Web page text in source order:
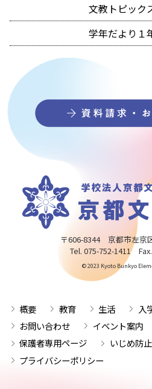
文教トピック
学年だより１
〒606-8344 京都市左京
Tel. 075-752-1411
© 2023 Kyoto Bunkyo
概要 教育 生活 入
お問い合わせ
イベント案内
保護者専用ページ
いじめ防
プライバシーポリシー